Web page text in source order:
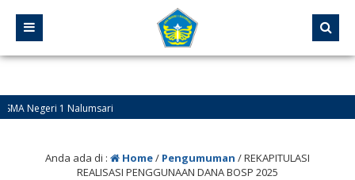
Negeri 1 Nalumsari
Anda ada di : Home/ Pengumuman /REKAPITULASI
REALISASI PENGGUNAAN DANA BOSP 2025